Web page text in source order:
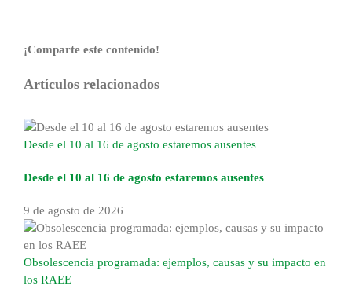
¡Comparte este contenido!
Facebook
X
Reddit
LinkedIn
WhatsApp
Tumblr
Pinterest
Correo
electrónico
Artículos relacionados
Desde el 10 al 16 de agosto estaremos ausentes
Desde el 10 al 16 de agosto estaremos ausentes
9 de agosto de 2026
Obsolescencia programada: ejemplos, causas y su impacto en
los RAEE